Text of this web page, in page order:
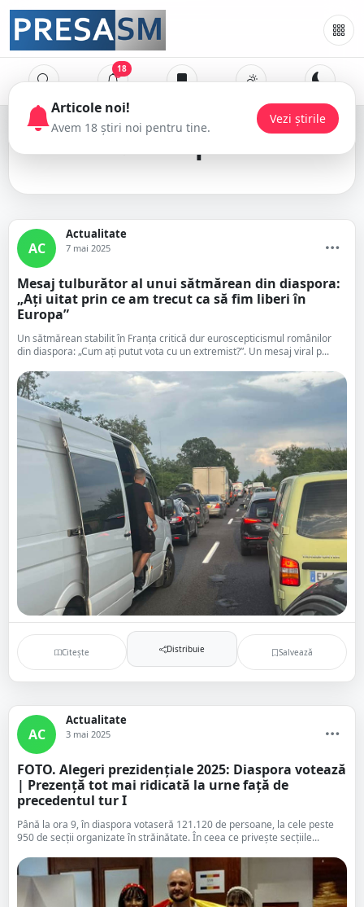
18
diaspora
AC
Actualitate
7 mai 2025
Mesaj tulburător al unui sătmărean din diaspora:
„Ați uitat prin ce am trecut ca să fim liberi în
Europa”
Un sătmărean stabilit în Franța critică dur euroscepticismul românilor
din diaspora: „Cum ați putut vota cu un extremist?”. Un mesaj viral p...
Citește Distribuie Salvează
AC
Actualitate
3 mai 2025
FOTO. Alegeri prezidenţiale 2025: Diaspora votează
| Prezență tot mai ridicată la urne față de
precedentul tur I
Până la ora 9, în diaspora votaseră 121.120 de persoane, la cele peste
950 de secții organizate în străinătate. În ceea ce privește secțiile...